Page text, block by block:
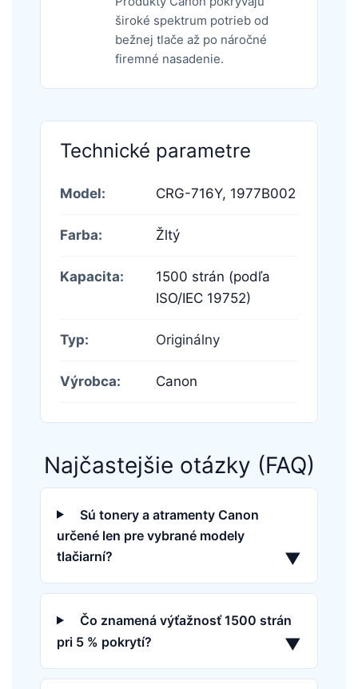
široké spektrum potrieb od
bežnej tlače až po náročné
firemné nasadenie.
Technické parametre
Model: CRG-716Y, 1977B002
Farba: Žltý
Kapacita:
1500 strán (podľa
ISO/IEC 19752)
Typ: Originálny
Výrobca: Canon
Najčastejšie otázky (FAQ)
Sú tonery a atramenty Canon
určené len pre vybrané modely
tlačiarní?
▼
Čo znamená výťažnosť 1500 strán
pri 5 % pokrytí?
▼